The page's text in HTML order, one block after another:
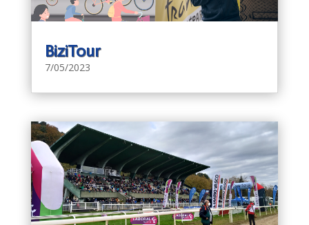
BiziTour
7/05/2023